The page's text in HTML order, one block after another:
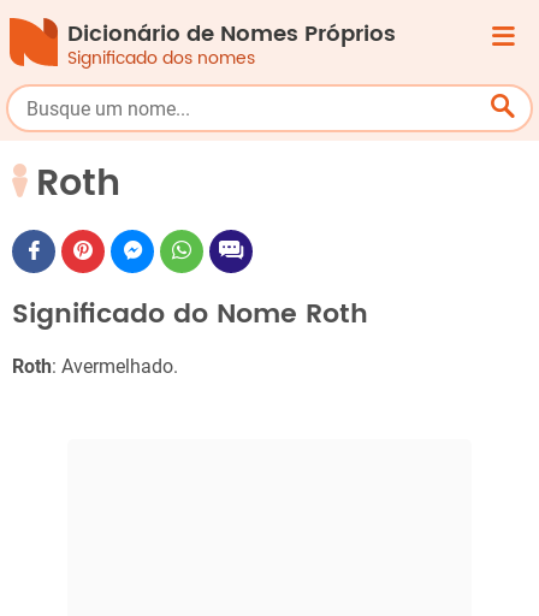
Dicionário de Nomes Próprios
Significado dos nomes
Roth
Significado do Nome Roth
Roth: Avermelhado.